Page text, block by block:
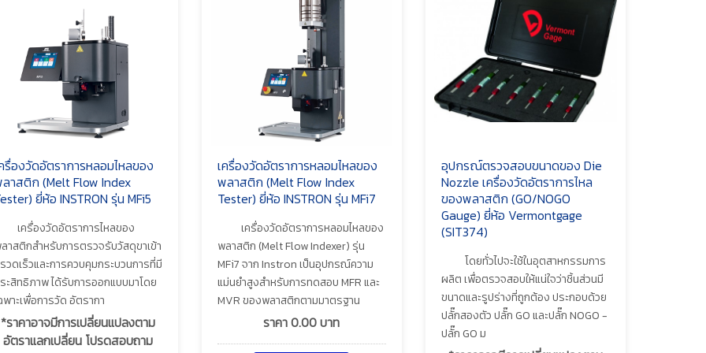
รื่องวัดอัตราการหลอมไหลของ
าสติก (Melt Flow Index
ยี่ห้อ INSTRON รุ่น MFi5
เครื่องวัดอัตราการไหลของ
าสติกสำหรับการตรวจรับวัสดุขาเข้า
วดเร็วและการควบคุมกระบวนการที่มี
ะสิทธิภาพ ได้รับการออกแบบมาโดย
พาะเพื่อการวัด อัตรากา
*ราคาอาจมีการเปลี่ยนแปลงตาม
อัตราแลกเปลี่ยน โปรดสอบถาม
เครื่องวัดอัตราการหลอมไหลของ
พลาสติก (Melt Flow Index
Tester) ยี่ห้อ INSTRON รุ่น MFi7
เครื่องวัดอัตราการหลอมไหลของ
พลาสติก (Melt Flow Indexer) รุ่น
MFi7 จาก Instron เป็นอุปกรณ์ความ
แม่นยำสูงสำหรับการทดสอบ MFR และ
MVR ของพลาสติกตามมาตรฐาน
ราคา0.00บาท
อุปกรณ์ตรวจสอบขนาดของ Die
Nozzle เครื่องวัดอัตราการไหล
ของพลาสติก (GO/NOGO
Gauge) ยี่ห้อ Vermontgage
(SIT374)
โดยทั่วไปจะใช้ในอุตสาหกรรมการ
ผลิต เพื่อตรวจสอบให้แน่ใจว่าชิ้นส่วนมี
ขนาดและรูปร่างที่ถูกต้อง ประกอบด้วย
ปลั๊กสองตัว ปลั๊ก GO และปลั๊ก NOGO -
ปลั๊ก GO ม